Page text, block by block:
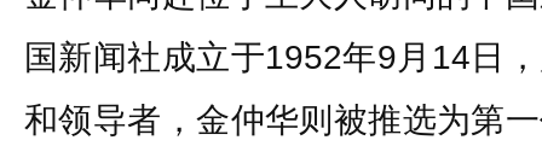
国新闻社成立于1952年9月14日
和领导者，金仲华则被推选为第